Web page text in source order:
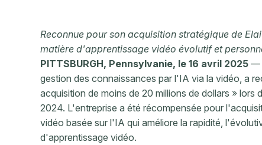
Reconnue pour son acquisition stratégique de
matière d'apprentissage vidéo évolutif et
PITTSBURGH, Pennsylvanie, le 16 avril 2025 —
gestion des connaissances par l'IA via la vidéo, a
acquisition de moins de 20 millions de dollars »
2024. L'entreprise a été récompensée pour
vidéo basée sur l'IA qui améliore la rapidité,
d'apprentissage vidéo.